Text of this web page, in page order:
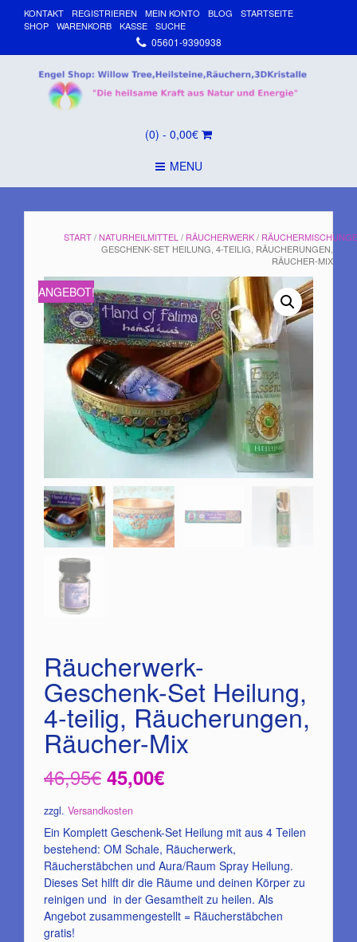
KONTAKT REGISTRIEREN MEIN KONTO BLOG
STARTSEITE
SHOP
WARENKORB KASSE SUCHE
05601-9390938
(0) - 0,00€
MENU
START/NATURHEILMITTEL / RÄUCHERWERK/
GESCHENK-SET HEILUNG, 4-TEILIG, RÄUCHERUNGEN,
RÄUCHER-MIX
ANGEBOT!
Räucherwerk-
Geschenk-Set Heilung,
4-teilig, Räucherungen,
Räucher-Mix
46,95€ Ursprünglicher
Preis
war:
46,95€
45,00€Aktueller
ist:
45,00€.
zzgl. Versandkosten
Ein Komplett Geschenk-Set Heilung mit aus 4 Teilen
bestehend: OM Schale, Räucherwerk,
Räucherstäbchen und Aura/Raum Spray Heilung.
Dieses Set hilft dir die Räume und deinen Körper zu
reinigen und in der Gesamtheit zu heilen. Als
Angebot zusammengestellt = Räucherstäbchen
gratis!